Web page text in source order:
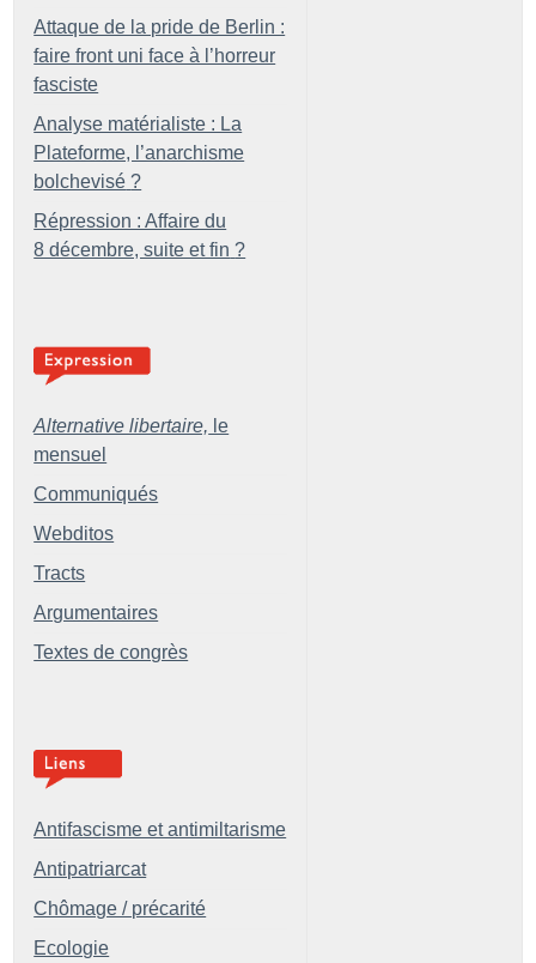
Attaque de la pride de Berlin :
faire front uni face à l’horreur
fasciste
Analyse matérialiste : La
Plateforme, l’anarchisme
bolchevisé ?
Répression : Affaire du
8 décembre, suite et fin ?
Alternative libertaire, le
mensuel
Communiqués
Webditos
Tracts
Argumentaires
Textes de congrès
Antifascisme et antimiltarisme
Antipatriarcat
Chômage / précarité
Ecologie